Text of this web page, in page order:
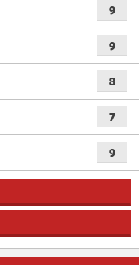
9
9
8
7
9